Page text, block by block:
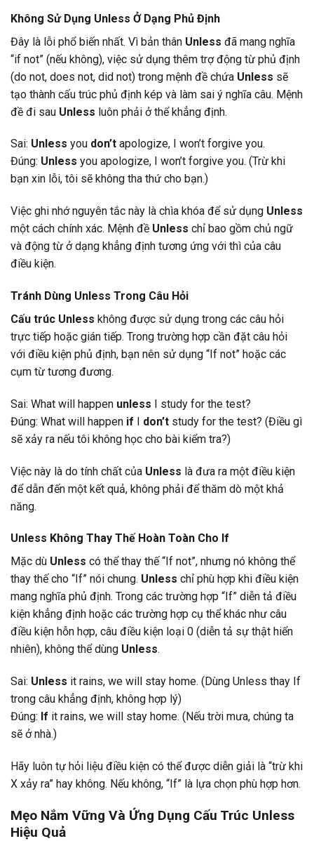
Không Sử Dụng Unless Ở Dạng Phủ Định
Đây là lỗi phổ biến nhất. Vì bản thân Unless đã mang nghĩa
“if not” (nếu không), việc sử dụng thêm trợ động từ phủ định
(do not, does not, did not) trong mệnh đề chứa Unless sẽ
tạo thành cấu trúc phủ định kép và làm sai ý nghĩa câu. Mệnh
đề đi sau Unless luôn phải ở thể khẳng định.
Sai: Unless you don’t apologize, I won’t forgive you.
Đúng: Unless you apologize, I won’t forgive you. (Trừ khi
bạn xin lỗi, tôi sẽ không tha thứ cho bạn.)
Việc ghi nhớ nguyên tắc này là chìa khóa để sử dụng Unless
một cách chính xác. Mệnh đề Unless chỉ bao gồm chủ ngữ
và động từ ở dạng khẳng định tương ứng với thì của câu
điều kiện.
Tránh Dùng Unless Trong Câu Hỏi
Cấu trúc Unless không được sử dụng trong các câu hỏi
trực tiếp hoặc gián tiếp. Trong trường hợp cần đặt câu hỏi
với điều kiện phủ định, bạn nên sử dụng “If not” hoặc các
cụm từ tương đương.
Sai: What will happen unless I study for the test?
Đúng: What will happen if I don’t study for the test? (Điều gì
sẽ xảy ra nếu tôi không học cho bài kiểm tra?)
Việc này là do tính chất của Unless là đưa ra một điều kiện
để dẫn đến một kết quả, không phải để thăm dò một khả
năng.
Unless Không Thay Thế Hoàn Toàn Cho If
Mặc dù Unless có thể thay thế “If not”, nhưng nó không thể
thay thế cho “If” nói chung. Unless chỉ phù hợp khi điều kiện
mang nghĩa phủ định. Trong các trường hợp “If” diễn tả điều
kiện khẳng định hoặc các trường hợp cụ thể khác như câu
điều kiện hỗn hợp, câu điều kiện loại 0 (diễn tả sự thật hiển
nhiên), không thể dùng Unless.
Sai: Unless it rains, we will stay home. (Dùng Unless thay If
trong câu khẳng định, không hợp lý)
Đúng: If it rains, we will stay home. (Nếu trời mưa, chúng ta
sẽ ở nhà.)
Hãy luôn tự hỏi liệu điều kiện có thể được diễn giải là “trừ khi
X xảy ra” hay không. Nếu không, “If” là lựa chọn phù hợp hơn.
Mẹo Nắm Vững Và Ứng Dụng Cấu Trúc Unless
Hiệu Quả